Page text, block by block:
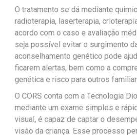
O tratamento se dá mediante
radioterapia, laserterapia,
acordo com o caso e avaliação
seja possível evitar o surgimento
aconselhamento genético pode
ficarem alertas, bem como a
genética e risco para outros
O CORS conta com a Tecnologia
mediante um exame simples e
visual, é capaz de captar o
visão da criança. Esse processo